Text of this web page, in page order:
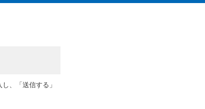
、「送信する」